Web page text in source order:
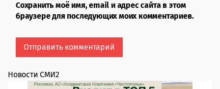
Сохранить моё имя, email и адрес сайта в этом
браузере для последующих моих комментариев.
Новости СМИ2